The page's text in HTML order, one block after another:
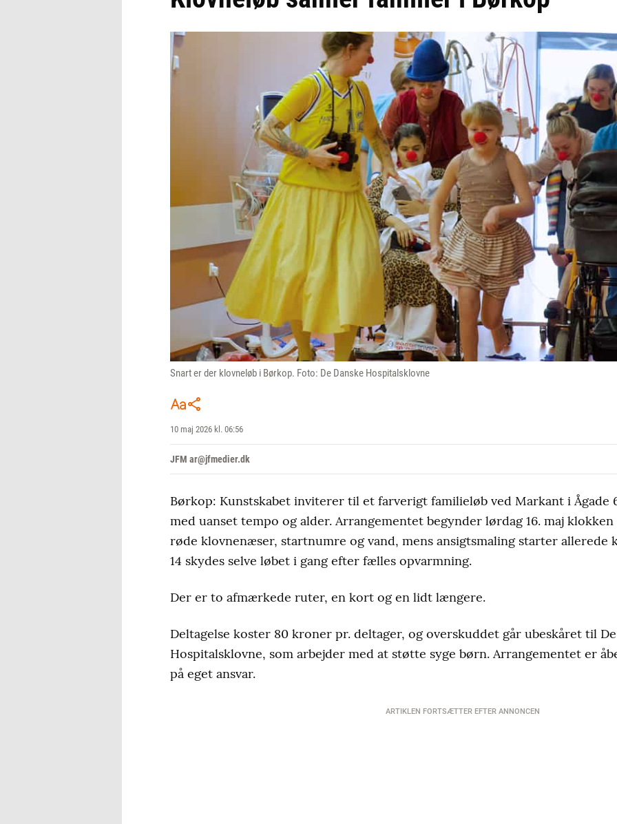
Snart er der klovneløb i Børkop. Foto: De Danske Hospitalsklovne
10 maj 2026 kl. 06:56
JFM ar@jfmedier.dk
Børkop: Kunstskabet inviterer til et farverigt familieløb ved Markant i Ågade
med uanset tempo og alder. Arrangementet begynder lørdag 16. maj klokken
røde klovnenæser, startnumre og vand, mens ansigtsmaling starter allerede
14 skydes selve løbet i gang efter fælles opvarmning.
Der er to afmærkede ruter, en kort og en lidt længere.
Deltagelse koster 80 kroner pr. deltager, og overskuddet går ubeskåret til De
Hospitalsklovne, som arbejder med at støtte syge børn. Arrangementet er
på eget ansvar.
ARTIKLEN FORTSÆTTER EFTER ANNONCEN